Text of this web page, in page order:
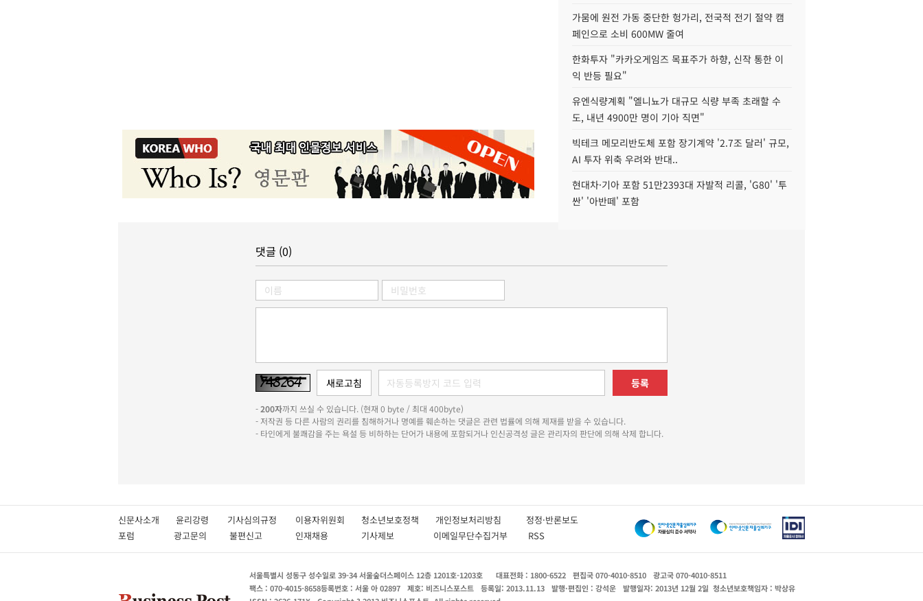
가뭄에 원전 가동 중단한 헝가리, 전국적 전기 절약 캠
페인으로 소비 600MW 줄여
한화투자 "카카오게임즈 목표주가 하향, 신작 통한 이
익 반등 필요"
유엔식량계획 "엘니뇨가 대규모 식량 부족 초래할 수
도, 내년 4900만 명이 기아 직면"
빅테크 메모리반도체 포함 장기계약 '2.7조 달러' 규모,
AI 투자 위축 우려와 반대..
현대차·기아 포함 51만2393대 자발적 리콜, 'G80' '투
싼' '아반떼' 포함
댓글 (0)
등록
-200자까지 쓰실 수 있습니다. (현재 0 byte / 최대 400byte)
- 저작권 등 다른 사람의 권리를 침해하거나 명예를 훼손하는 댓글은 관련 법률에 의해 제재를 받을 수 있습니다.
- 타인에게 불쾌감을 주는 욕설 등 비하하는 단어가 내용에 포함되거나 인신공격성 글은 관리자의 판단에 의해 삭제 합니다.
신문사소개 윤리강령 기사심의규정 이용자위원회 청소년보호정책 개인정보처리방침 정정·반론보도
포럼
광고문의 불편신고 인재채용 기사제보 이메일무단수집거부 RSS
서울특별시 성동구 성수일로 39-34 서울숲더스페이스 12층 1201호-1203호 대표전화 : 1800-6522 편집국 070-4010-8510
광고국 070-4010-8511
팩스 : 070-4015-8658등록번호 : 서울 아 02897 제호: 비즈니스포스트 등록일: 2013.11.13 발행·편집인 : 강석운 발행일자: 2013년 12월 2일 청소년보호책임자 : 박상유